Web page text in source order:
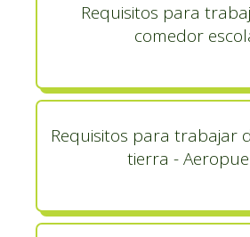
Requisitos para
comedor
Requisitos para trabajar
tierra -